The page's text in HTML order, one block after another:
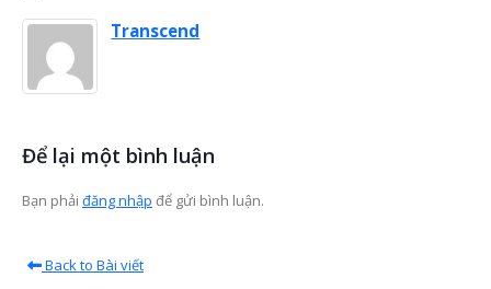
Transcend
Để lại một bình luận
Bạn phải đăng nhập để gửi bình luận.
Back to Bài viết